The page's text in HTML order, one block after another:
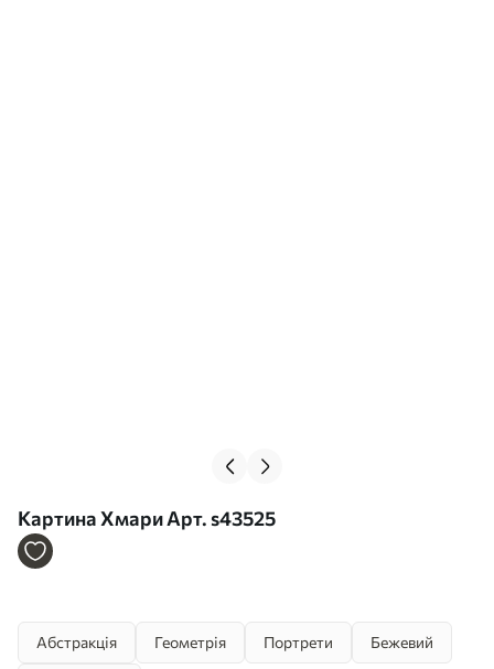
Картина Хмари Арт. s43525
Абстракція Геометрія Портрети Бежевий